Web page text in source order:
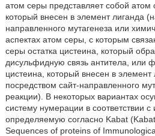
атом серы представляет собой атом
который внесен в элемент лиганда
направленного мутагенеза или
аспектах атом серы, с которым
серы остатка цистеина, который
дисульфидную связь антитела, или
цистеина, который внесен в элемент
посредством сайт-направленного
реакции). В некоторых вариантах
систему нумерации в соответствии с
определяемую согласно Kabat (Kabat
Sequences of proteins of